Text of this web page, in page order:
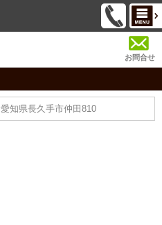
お問合せ
愛知県長久手市仲田810